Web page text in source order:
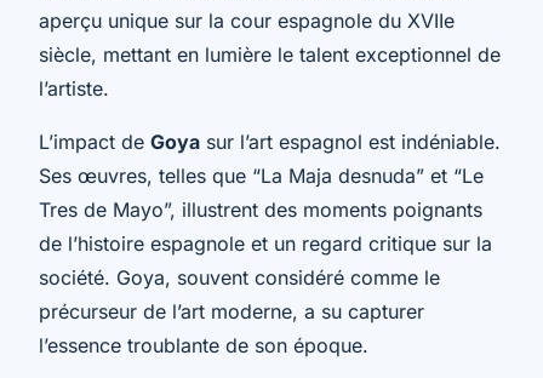
aperçu unique sur la cour espagnole du XVIIe
siècle, mettant en lumière le talent exceptionnel de
l’artiste.
L’impact de Goya sur l’art espagnol est indéniable.
Ses œuvres, telles que “La Maja desnuda” et “Le
Tres de Mayo”, illustrent des moments poignants
de l’histoire espagnole et un regard critique sur la
société. Goya, souvent considéré comme le
précurseur de l’art moderne, a su capturer
l’essence troublante de son époque.